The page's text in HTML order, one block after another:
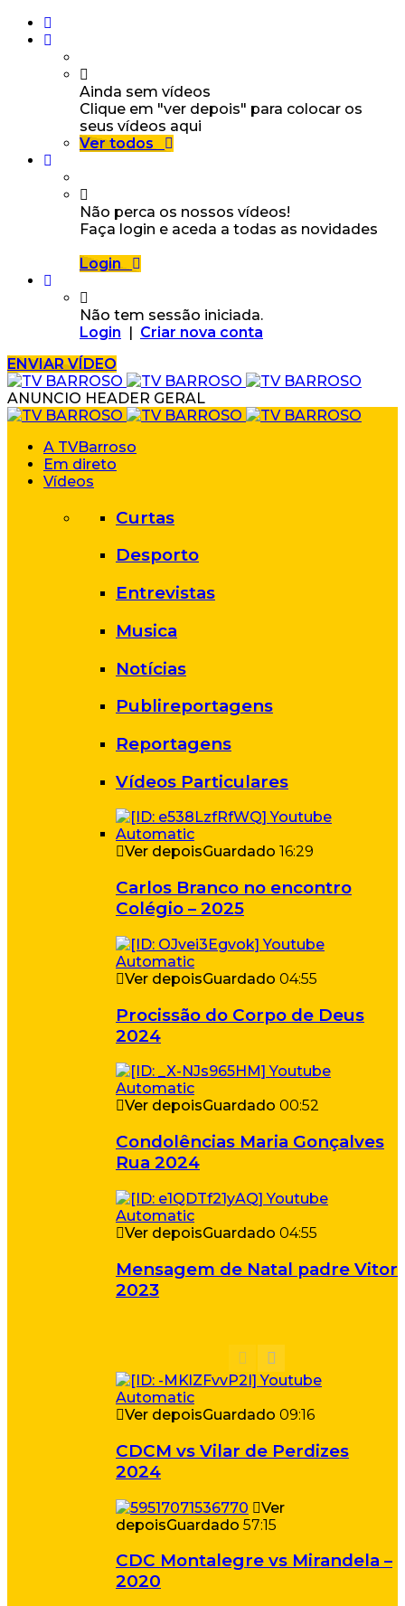
Ainda sem vídeos
Clique em "ver depois" para colocar os
seus vídeos aqui
Ver todos
Não perca os nossos vídeos!
Faça login e aceda a todas as novidades
Login
Não tem sessão iniciada.
Login | Criar nova conta
ENVIAR VÍDEO
ANUNCIO HEADER GERAL
A TVBarroso
Em direto
Vídeos
Curtas
Desporto
Entrevistas
Musica
Notícias
Publireportagens
Reportagens
Vídeos Particulares
Ver depoisGuardado 16:29
Carlos Branco no encontro
Colégio – 2025
Ver depoisGuardado 04:55
Procissão do Corpo de Deus
2024
Ver depoisGuardado 00:52
Condolências Maria Gonçalves
Rua 2024
Ver depoisGuardado 04:55
Mensagem de Natal padre Vitor
2023
Ver depoisGuardado 09:16
CDCM vs Vilar de Perdizes
2024
Ver
depoisGuardado 57:15
CDC Montalegre vs Mirandela –
2020